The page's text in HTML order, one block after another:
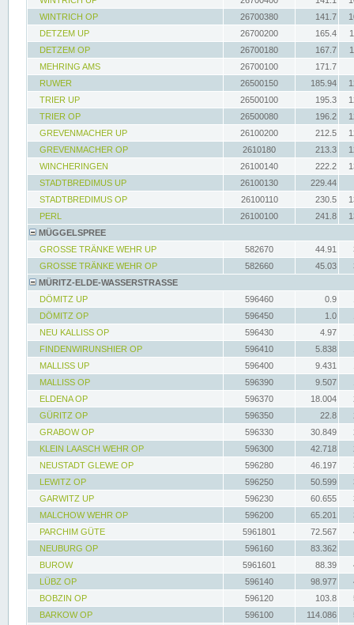
WINTRICH OP
26700380 141.7
DETZEM UP
26700200 165.4
DETZEM OP
26700180 167.7
MEHRING AMS
26700100
171.7
RUWER
26500150 185.94
TRIER UP
26500100 195.3
TRIER OP
26500080 196.2
GREVENMACHER UP
26100200 212.5
GREVENMACHER OP
2610180 213.3
WINCHERINGEN
26100140 222.2
STADTBREDIMUS UP
26100130
229.44
STADTBREDIMUS OP
26100110 230.5
PERL
26100100 241.8
MÜGGELSPREE
GROSSE TRÄNKE WEHR UP
582670 44.91
GROSSE TRÄNKE WEHR OP
582660 45.03
MÜRITZ-ELDE-WASSERSTRASSE
DÖMITZ UP
596460 0.9
DÖMITZ OP
596450 1.0
NEU KALLISS OP
596430 4.97
FINDENWIRUNSHIER OP
596410 5.838
MALLISS UP
596400 9.431
MALLISS OP
596390 9.507
ELDENA OP
596370 18.004
GÜRITZ OP
596350 22.8
GRABOW OP
596330 30.849
KLEIN LAASCH WEHR OP
596300 42.718
NEUSTADT GLEWE OP
596280 46.197
LEWITZ OP
596250 50.599
GARWITZ UP
596230 60.655
MALCHOW WEHR OP
596200 65.201
PARCHIM GÜTE
5961801 72.567
NEUBURG OP
596160
83.362
BUROW
5961601 88.39
LÜBZ OP
596140 98.977
BOBZIN OP
596120 103.8
BARKOW OP
596100 114.086